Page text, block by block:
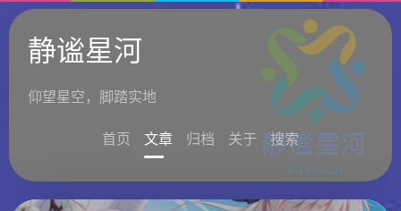
静谧星河
仰望星空，脚踏实地
首页
文章 归档 关于 搜索